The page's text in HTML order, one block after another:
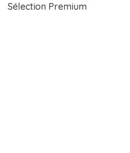
Sélection Premium